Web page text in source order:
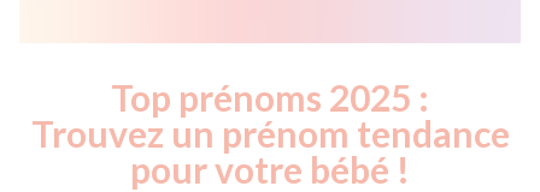
Top prénoms 2025 :
Trouvez un prénom tendance
pour votre bébé !